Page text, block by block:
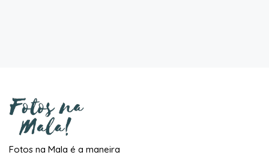
Fotos na Mala é a maneira